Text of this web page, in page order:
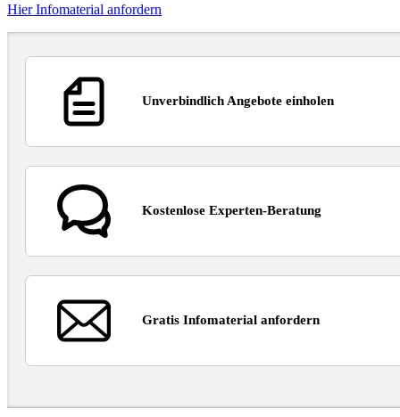
Hier Infomaterial anfordern
Unverbindlich Angebote einholen
Kostenlose Experten-Beratung
Gratis Infomaterial anfordern